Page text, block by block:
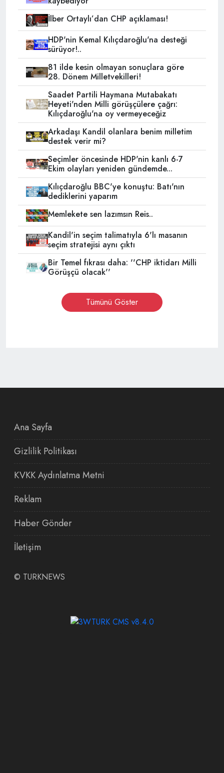
İlber Ortaylı’dan CHP açıklaması!
HDP'nin Kemal Kılıçdaroğlu'na desteği
sürüyor!..
81 ilde kesin olmayan sonuçlara göre
28. Dönem Milletvekilleri!
Saadet Partili Haymana Mutabakatı
Heyeti'nden Milli görüşçülere çağrı:
Kılıçdaroğlu'na oy vermeyeceğiz
Arkadaşı Kandil olanlara benim milletim
destek verir mi?
Seçimler öncesinde HDP'nin kanlı 6-7
Ekim olayları yeniden gündemde...
Kılıçdaroğlu BBC'ye konuştu: Batı'nın
dediklerini yaparım
Memlekete sen lazımsın Reis..
Kandil'in seçim talimatıyla 6'lı masanın
seçim stratejisi aynı çıktı
Bir Temel fıkrası daha: ''CHP iktidarı Milli
Görüşçü olacak''
Tümünü Göster
Ana Sayfa
Gizlilik Politikası
KVKK Aydınlatma Metni
Reklam
Haber Gönder
İletişim
© TURKNEWS